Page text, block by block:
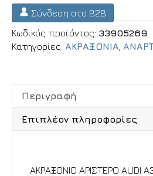
Σύνδεση στο B2B
Κωδικός προϊόντος: 33905269
Κατηγορίες: ΑΚΡΑΞΟΝΙΑ
Περιγραφή
Επιπλέον πληροφορίες
ΑΚΡΑΞΟΝΙΟ ΑΡΙΣΤΕΡΟ AUDI